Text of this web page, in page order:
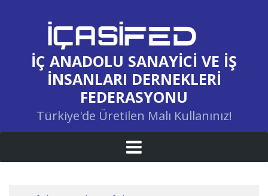
İÇ ANADOLU SANAYICI VE İŞ
İNSANLARI DERNEKLERI
FEDERASYONU
Türkiye'de Üretilen Malı Kullanınız!